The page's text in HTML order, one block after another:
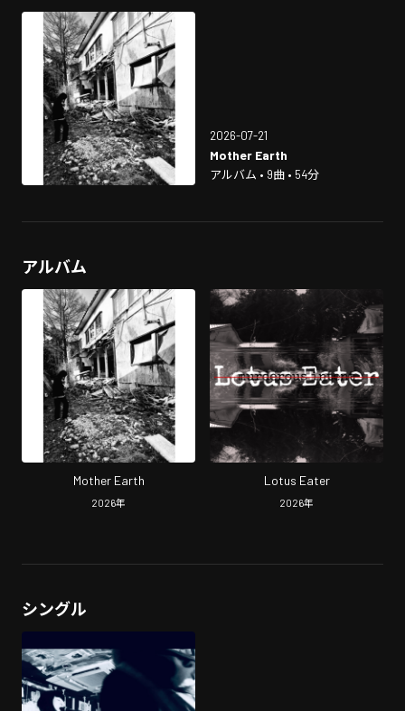
2026-07-21
Mother Earth
アルバム • 9曲 • 54分
アルバム
Mother Earth
2026年
Lotus Eater
2026年
シングル